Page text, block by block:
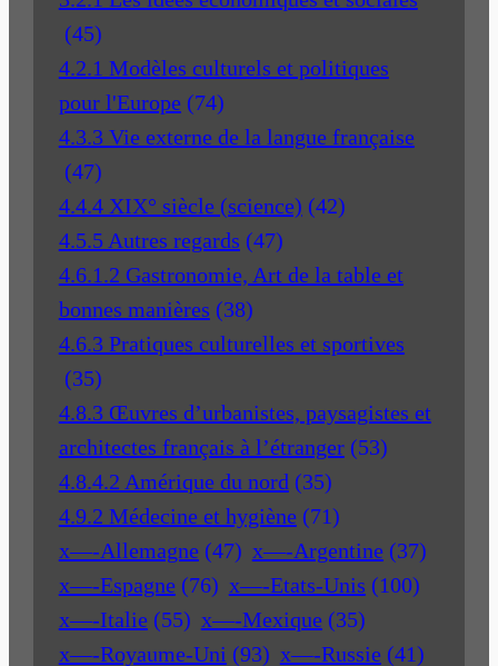
(45)
4.2.1 Modèles culturels et politiques
pour l'Europe (74)
4.3.3 Vie externe de la langue française
(47)
4.4.4 XIX° siècle (science) (42)
4.5.5 Autres regards (47)
4.6.1.2 Gastronomie, Art de la table et
bonnes manières (38)
4.6.3 Pratiques culturelles et sportives
(35)
4.8.3 Œuvres d’urbanistes, paysagistes et
architectes français à l’étranger (53)
4.8.4.2 Amérique du nord (35)
4.9.2 Médecine et hygiène (71)
x—-Allemagne (47) x—-Argentine (37)
x—-Espagne (76) x—-Etats-Unis (100)
x—-Italie (55) x—-Mexique (35)
x—-Royaume-Uni (93) x—-Russie (41)